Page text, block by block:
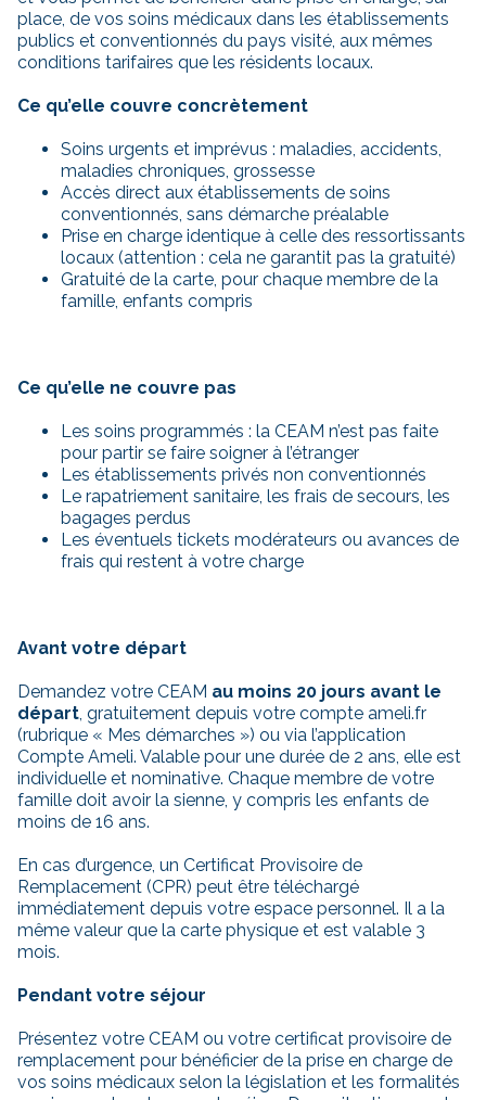
place, de vos soins médicaux dans les établissements
publics et conventionnés du pays visité, aux mêmes
conditions tarifaires que les résidents locaux.
Ce qu’elle couvre concrètement
Soins urgents et imprévus : maladies, accidents,
maladies chroniques, grossesse
Accès direct aux établissements de soins
conventionnés, sans démarche préalable
Prise en charge identique à celle des ressortissants
locaux (attention : cela ne garantit pas la gratuité)
Gratuité de la carte, pour chaque membre de la
famille, enfants compris
Ce qu’elle ne couvre pas
Les soins programmés : la CEAM n’est pas faite
pour partir se faire soigner à l’étranger
Les établissements privés non conventionnés
Le rapatriement sanitaire, les frais de secours, les
bagages perdus
Les éventuels tickets modérateurs ou avances de
frais qui restent à votre charge
Avant votre départ
Demandez votre CEAM au moins 20 jours avant le
départ, gratuitement depuis votre compte ameli.fr
(rubrique « Mes démarches ») ou via l’application
Compte Ameli. Valable pour une durée de 2 ans, elle est
individuelle et nominative. Chaque membre de votre
famille doit avoir la sienne, y compris les enfants de
moins de 16 ans.
En cas d’urgence, un Certificat Provisoire de
Remplacement (CPR) peut être téléchargé
immédiatement depuis votre espace personnel. Il a la
même valeur que la carte physique et est valable 3
mois.
Pendant votre séjour
Présentez votre CEAM ou votre certificat provisoire de
remplacement pour bénéficier de la prise en charge de
vos soins médicaux selon la législation et les formalités